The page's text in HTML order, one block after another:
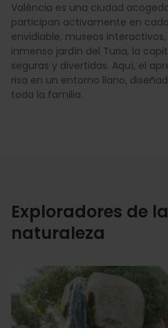
València es una ciudad
participan activamente en
envidiable, museos
inmenso jardín del Turia, la
seguras y divertidas. Aquí, el
risa en un entorno llano,
toda la familia.
Exploradores de la
naturaleza